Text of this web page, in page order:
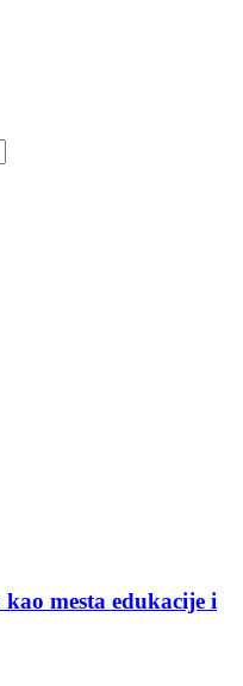
mesta edukacije i